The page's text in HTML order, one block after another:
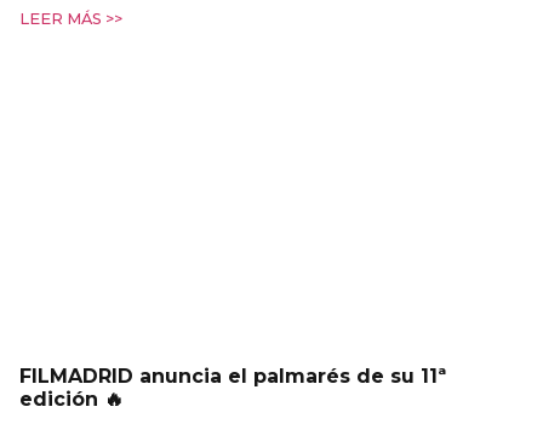
LEER MÁS >>
FILMADRID anuncia el palmarés de su 11ª
edición 🔥